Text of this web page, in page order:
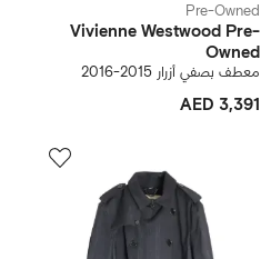
Pre-Owned
Vivienne Westwood Pre-
Owned
معطف بصفي أزرار 2015-2016
AED 3,391